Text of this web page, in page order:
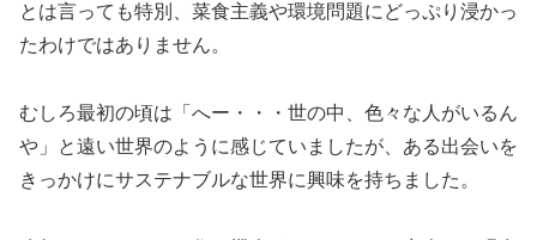
とは言っても特別、菜食主義や環境問題にどっぷり浸かっ
たわけではありません。
むしろ最初の頃は「へー・・・世の中、色々な人がいるん
や」と遠い世界のように感じていましたが、ある出会いを
きっかけにサステナブルな世界に興味を持ちました。